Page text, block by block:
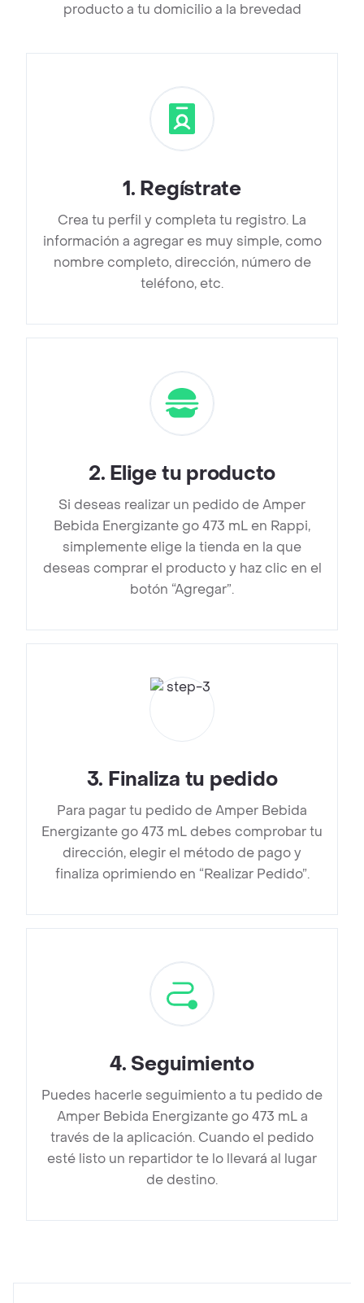
producto a tu domicilio a la brevedad
1. Regístrate
Crea tu perfil y completa tu registro. La
información a agregar es muy simple, como
nombre completo, dirección, número de
teléfono, etc.
2. Elige tu producto
Si deseas realizar un pedido de Amper
Bebida Energizante go 473 mL en Rappi,
simplemente elige la tienda en la que
deseas comprar el producto y haz clic en el
botón “Agregar”.
3. Finaliza tu pedido
Para pagar tu pedido de Amper Bebida
Energizante go 473 mL debes comprobar tu
dirección, elegir el método de pago y
finaliza oprimiendo en “Realizar Pedido”.
4. Seguimiento
Puedes hacerle seguimiento a tu pedido de
Amper Bebida Energizante go 473 mL a
través de la aplicación. Cuando el pedido
esté listo un repartidor te lo llevará al lugar
de destino.